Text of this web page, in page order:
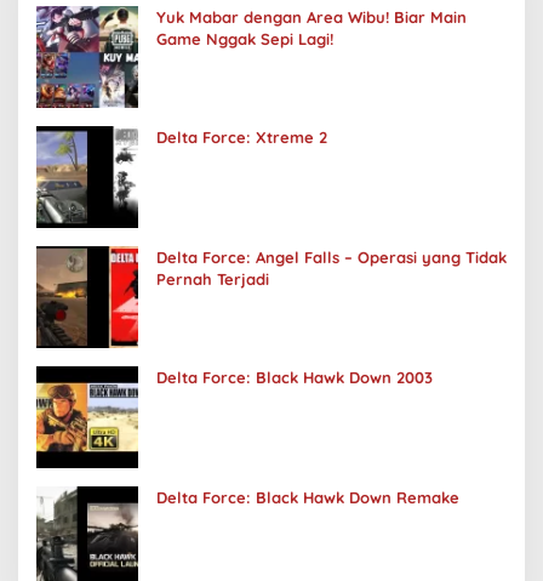
Yuk Mabar dengan Area Wibu! Biar Main
Game Nggak Sepi Lagi!
Delta Force: Xtreme 2
Delta Force: Angel Falls – Operasi yang Tidak
Pernah Terjadi
Delta Force: Black Hawk Down 2003
Delta Force: Black Hawk Down Remake